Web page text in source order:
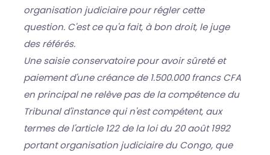
organisation judiciaire pour régler cette
question. C'est ce qu'a fait, à bon droit, le juge
des référés.
Une saisie conservatoire pour avoir sûreté et
paiement d'une créance de 1.500.000 francs CFA
en principal ne relève pas de la compétence du
Tribunal d'instance qui n'est compétent, aux
termes de l'article 122 de la loi du 20 août 1992
portant organisation judiciaire du Congo, que